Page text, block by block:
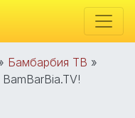
Бамбарбия ТВ »